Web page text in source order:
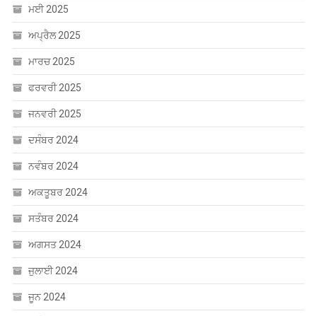
ਮਈ 2025
ਅਪ੍ਰੈਲ 2025
ਮਾਰਚ 2025
ਫਰਵਰੀ 2025
ਜਨਵਰੀ 2025
ਦਸੰਬਰ 2024
ਨਵੰਬਰ 2024
ਅਕਤੂਬਰ 2024
ਸਤੰਬਰ 2024
ਅਗਸਤ 2024
ਜੁਲਾਈ 2024
ਜੂਨ 2024